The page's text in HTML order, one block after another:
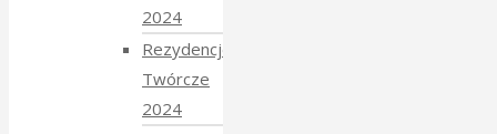
2024
Rezydencje
Twórcze
2024